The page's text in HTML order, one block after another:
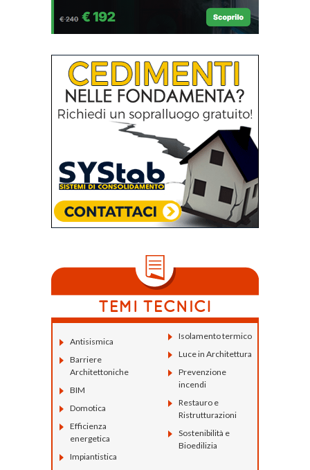
Antisismica
Barriere
Architettoniche
BIM
Domotica
Efficienza
energetica
Impiantistica
Isolamento termico
Luce in Architettura
Prevenzione
incendi
Restauro e
Ristrutturazioni
Sostenibilità e
Bioedilizia